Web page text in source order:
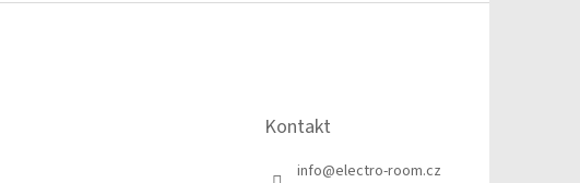
Kontakt
info@electro-room.cz